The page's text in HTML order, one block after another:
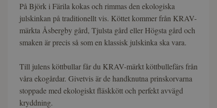
På Björk i Färila kokas och rimmas den ekologiska
julskinkan på traditionellt vis. Köttet kommer från KRAV-
märkta Åsbergby gård, Tjulsta gård eller Högsta gård och
smaken är precis så som en klassisk julskinka ska vara.
Till julens köttbullar får du KRAV-märkt köttbullefärs från
våra ekogårdar. Givetvis är de handknutna prinskorvarna
stoppade med ekologiskt fläskkött och perfekt avvägd
kryddning.